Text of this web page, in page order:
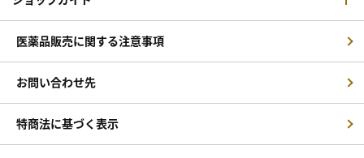
医薬品販売に関する注意事項
お問い合わせ先
特商法に基づく表示